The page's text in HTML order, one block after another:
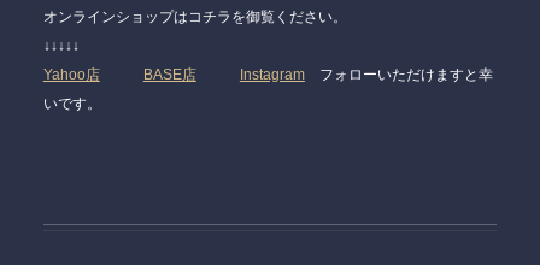
オンラインショップはコチラを御覧ください。
↓↓↓↓↓
Yahoo店
BASE店 Instagramフォローいただけますと幸
いです。